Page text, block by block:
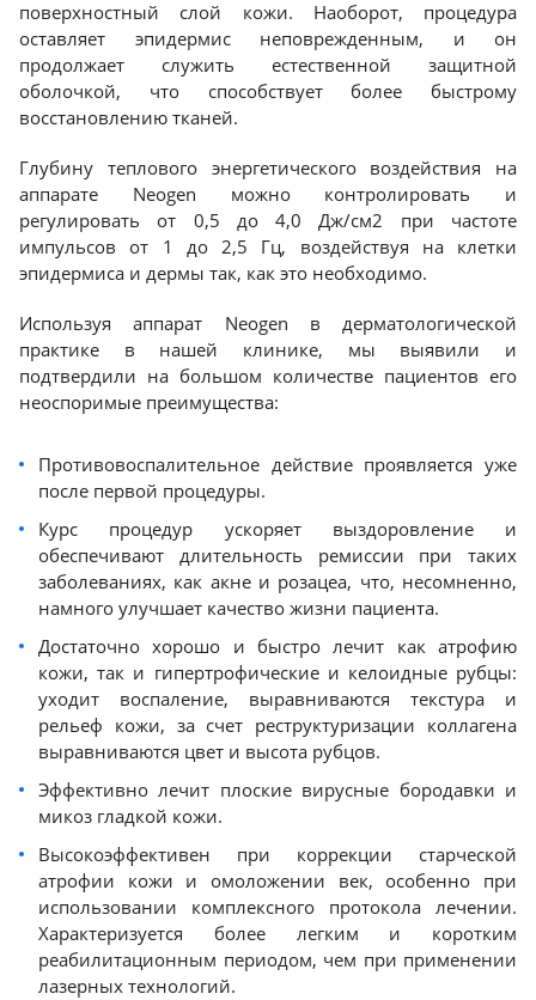
поверхностный слой кожи. Наоборот, процедура
оставляет эпидермис неповрежденным, и он
продолжает служить естественной защитной
оболочкой, что способствует более быстрому
восстановлению тканей.
Глубину теплового энергетического воздействия на
аппарате Neogen можно контролировать и
регулировать от 0,5 до 4,0 Дж/см2 при частоте
импульсов от 1 до 2,5 Гц, воздействуя на клетки
эпидермиса и дермы так, как это необходимо.
Используя аппарат Neogen в дерматологической
практике в нашей клинике, мы выявили и
подтвердили на большом количестве пациентов его
неоспоримые преимущества:
Противовоспалительное действие проявляется уже
после первой процедуры.
Курс процедур ускоряет выздоровление и
обеспечивают длительность ремиссии при таких
заболеваниях, как акне и розацеа, что, несомненно,
намного улучшает качество жизни пациента.
Достаточно хорошо и быстро лечит как атрофию
кожи, так и гипертрофические и келоидные рубцы:
уходит воспаление, выравниваются текстура и
рельеф кожи, за счет реструктуризации коллагена
выравниваются цвет и высота рубцов.
Эффективно лечит плоские вирусные бородавки и
микоз гладкой кожи.
Высокоэффективен при коррекции старческой
атрофии кожи и омоложении век, особенно при
использовании комплексного протокола лечении.
Характеризуется более легким и коротким
реабилитационным периодом, чем при применении
лазерных технологий.